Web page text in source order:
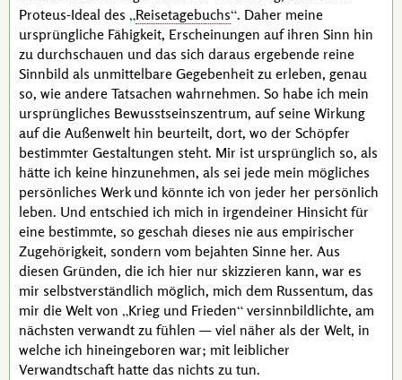
Proteus-Ideal des Reisetagebuchs . Daher meine
ursprüngliche Fähigkeit, Erscheinungen auf ihren Sinn hin
zu durchschauen und das sich daraus ergebende reine
Sinnbild als unmittelbare Gegebenheit zu erleben, genau
so, wie andere Tatsachen wahrnehmen. So habe ich mein
ursprüngliches Bewusstseinszentrum, auf seine Wirkung
auf die Außenwelt hin beurteilt, dort, wo der Schöpfer
bestimmter Gestaltungen steht. Mir ist ursprünglich so, als
hätte ich keine hinzunehmen, als sei jede mein mögliches
persönliches Werk und könnte ich von jeder her persönlich
leben. Und entschied ich mich in irgendeiner Hinsicht für
eine bestimmte, so geschah dieses nie aus empirischer
Zugehörigkeit, sondern vom bejahten Sinne her. Aus
diesen Gründen, die ich hier nur skizzieren kann, war es
mir selbstverständlich möglich, mich dem Russentum, das
mir die Welt von
Krieg und Frieden versinnbildlichte, am
nächsten verwandt zu fühlen — viel näher als der Welt, in
welche ich hineingeboren war; mit leiblicher
Verwandtschaft hatte das nichts zu tun.